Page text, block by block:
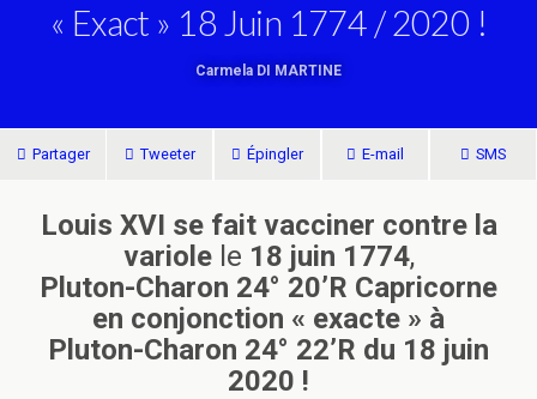
« Exact » 18 Juin 1774 / 2020 !
Carmela DI MARTINE
Partager Tweeter Épingler E-mail SMS
Louis XVI se fait vacciner contre la
variolele 18 juin 1774,
Pluton-Charon 24° 20’R Capricorne
en conjonction « exacte » à
Pluton-Charon 24° 22’R du 18 juin
2020 !